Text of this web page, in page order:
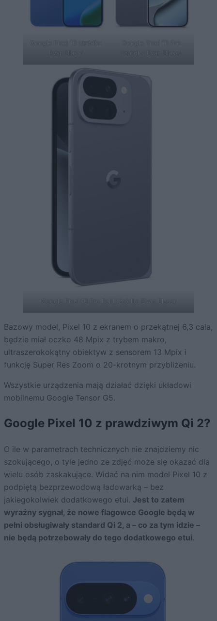
Google Pixel 10 (źródło:
Evan Blass)
Google Pixel 10 Pro
(źródło: Evan Blass)
Google Pixel 10 Pro Fold (źródło: Evan Blass)
Bazowy model, Pixel 10 z ekranem o przekątnej 6,3 cala,
będzie miał oczko 48 Mpix z trybem makro,
ultraszerokokątny obiektyw z sensorem 13 Mpix i
funkcję Super Res Zoom o 20-krotnym przybliżeniu.
Wszystkie urządzenia mają działać dzięki układowi
mobilnemu Google Tensor G5.
Google Pixel 10 z prawdziwym Qi 2?
O ile w parametrach technicznych nie znajdziemy nic
szokującego, o tyle jedno ze zdjęć może się okazać dla
wielu osób zaskakujące. Widać na nim model Pixel 10 z
podpiętą bezprzewodową ładowarką – bez
jakiegokolwiek dodatkowego etui. Jest to zatem
wyraźny sygnał, że nowe flagowce Google będą w
pełni obsługiwały standard Qi 2, a – co za tym idzie –
nie będą potrzebowały do tego dodatkowego etui.